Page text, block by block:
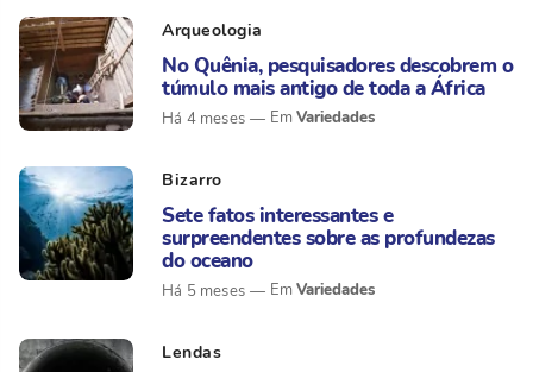
Arqueologia
No Quênia, pesquisadores descobrem o
túmulo mais antigo de toda a África
Há 4 meses Variedades
Bizarro
Sete fatos interessantes e
surpreendentes sobre as profundezas
do oceano
Há 5 meses Variedades
Lendas